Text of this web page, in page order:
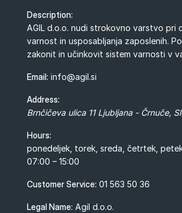
Description:
AGIL d.o.o. nudi strokovno varstvo pri
varnost in usposabljanja zaposlenih.
zakonit in učinkovit sistem varnosti v
Email: info@agil.si
Address:
Brnčičeva ulica 11 Ljubljana - Črnuče,
Hours:
ponedeljek, torek, sreda, četrtek,
07:00 – 15:00
Customer Service: 01 563 50 36
Legal Name: Agil d.o.o.